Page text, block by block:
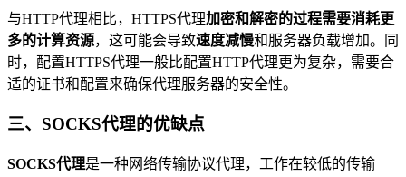
与HTTP代理相比，HTTPS代理加密和解密的过程需要消耗更
多的计算资源，这可能会导致速度减慢和服务器负载增加。同
时，配置HTTPS代理一般比配置HTTP代理更为复杂，需要合
适的证书和配置来确保代理服务器的安全性。
三、SOCKS代理的优缺点
SOCKS代理是一种网络传输协议代理，工作在较低的传输